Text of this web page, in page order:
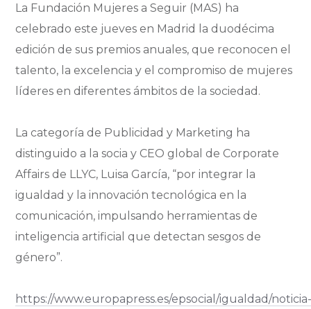
La Fundación Mujeres a Seguir (MAS) ha
celebrado este jueves en Madrid la duodécima
edición de sus premios anuales, que reconocen el
talento, la excelencia y el compromiso de mujeres
líderes en diferentes ámbitos de la sociedad.
La categoría de Publicidad y Marketing ha
distinguido a la socia y CEO global de Corporate
Affairs de LLYC, Luisa García, “por integrar la
igualdad y la innovación tecnológica en la
comunicación, impulsando herramientas de
inteligencia artificial que detectan sesgos de
género”.
https://www.europapress.es/epsocial/igualdad/